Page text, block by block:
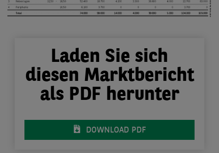
Laden Sie sich
diesen Marktbericht
als PDF herunter
DOWNLOAD PDF